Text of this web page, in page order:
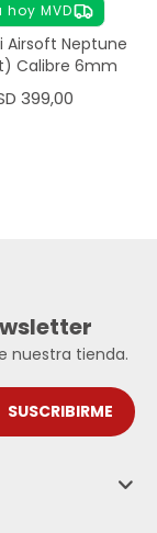
hoy MVD
Airsoft Neptune
Calibre 6mm
399,00
nuestra tienda.
SUSCRIBIRME